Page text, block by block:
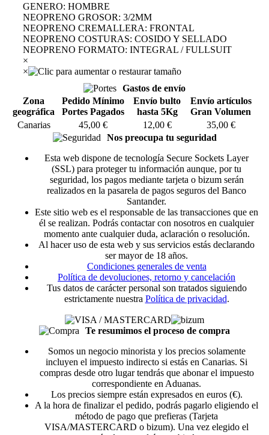
GENERO: HOMBRE
NEOPRENO GROSOR: 3/2MM
NEOPRENO CREMALLERA: FRONTAL
NEOPRENO COSTURAS: COSIDO Y SELLADO
NEOPRENO FORMATO: INTEGRAL / FULLSUIT
×
×
Gastos de envío
Zona
geográfica
Pedido Mínimo
Portes Pagados
Envío bulto
hasta 5Kg
Envío artículos
Gran Volumen
Canarias
45,00 € 12,00 €
35,00 €
Nos preocupa tu seguridad
Esta web dispone de tecnología Secure Sockets Layer
(SSL) para proteger tu información aunque, por tu
seguridad, los pagos mediante tarjeta o bizum serán
realizados en la pasarela de pagos seguros del Banco
Santander.
Este sitio web es el responsable de las transacciones que en
él se realizan. Podrás contactar con nosotros en cualquier
momento ante cualquier duda, aclaración o resolución.
Al hacer uso de esta web y sus servicios estás declarando
ser mayor de 18 años.
Condiciones generales de venta
Política de devoluciones, retorno y cancelación
Tus datos de carácter personal son tratados siguiendo
estrictamente nuestra Política de privacidad.
Te resumimos el proceso de compra
Somos un negocio minorista y los precios solamente
incluyen el impuesto indirecto si estás en Canarias. Si
compras desde otro lugar tendrás que abonar el impuesto
correspondiente en Aduanas.
Los precios siempre están expresados en euros (€).
A la hora de finalizar el pedido, podrás pagarlo eligiendo el
método de pago que prefieras (Tarjeta
VISA/MASTERCARD o bizum). Una vez elegido el